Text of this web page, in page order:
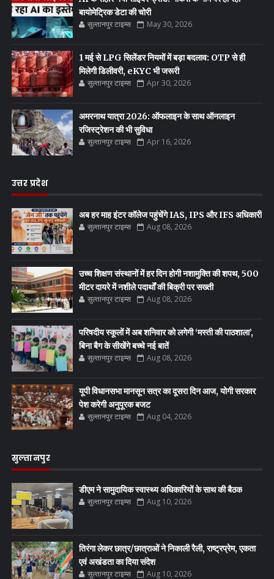
बायोमेट्रिक डेटा की चोरी
सुल्तानपुर टाइम्स May 30, 2026
1 मई से LPG सिलेंडर नियमों में बड़ा बदलाव: OTP से ही
मिलेगी डिलीवरी, eKYC भी जरूरी
सुल्तानपुर टाइम्स Apr 30, 2026
अमरनाथ यात्रा 2026: ऑफलाइन के साथ ऑनलाइन
रजिस्ट्रेशन की भी सुविधा
सुल्तानपुर टाइम्स Apr 16, 2026
उत्तर प्रदेश
अब हर माह इंटर कॉलेज पहुंचेंगे IAS, IPS और IFS अधिकारी
सुल्तानपुर टाइम्स Aug 08, 2026
उच्च शिक्षण संस्थानों में हर दिन होगी नशामुक्ति की शपथ, 500
मीटर दायरे में नशीले पदार्थों की बिक्री पर सख्ती
सुल्तानपुर टाइम्स Aug 08, 2026
परिषदीय स्कूलों में अब शनिवार को लगेगी ‘मस्ती की पाठशाला’,
बिना बैग के सीखेंगे बच्चे नई बातें
सुल्तानपुर टाइम्स Aug 08, 2026
यूपी विधानसभा मानसून सत्र का दूसरा दिन आज, योगी सरकार
पेश करेगी अनुपूरक बजट
सुल्तानपुर टाइम्स Aug 04, 2026
सुल्तानपुर
डीएम ने सामुदायिक स्वास्थ्य अधिकारियों के साथ की बैठक
सुल्तानपुर टाइम्स Aug 10, 2026
तिरंगा लेकर छात्र/छात्राओं ने निकाली रैली, राष्ट्रप्रेम, एकता
एवं अखंडता का दिया संदेश
सुल्तानपुर टाइम्स Aug 10, 2026